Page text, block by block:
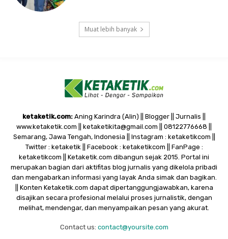
Muat lebih banyak
ketaketik.com: Aning Karindra (Alin) || Blogger || Jurnalis ||
www.ketaketik.com || ketaketikita@gmail.com || 08122776668 ||
Semarang, Jawa Tengah, Indonesia || Instagram : ketaketikcom ||
Twitter : ketaketik || Facebook : ketaketikcom || FanPage :
ketaketikcom || Ketaketik.com dibangun sejak 2015. Portal ini
merupakan bagian dari aktifitas blog jurnalis yang dikelola pribadi
dan mengabarkan informasi yang layak Anda simak dan bagikan.
|| Konten Ketaketik.com dapat dipertanggungjawabkan, karena
disajikan secara profesional melalui proses jurnalistik, dengan
melihat, mendengar, dan menyampaikan pesan yang akurat.
Contact us: contact@yoursite.com